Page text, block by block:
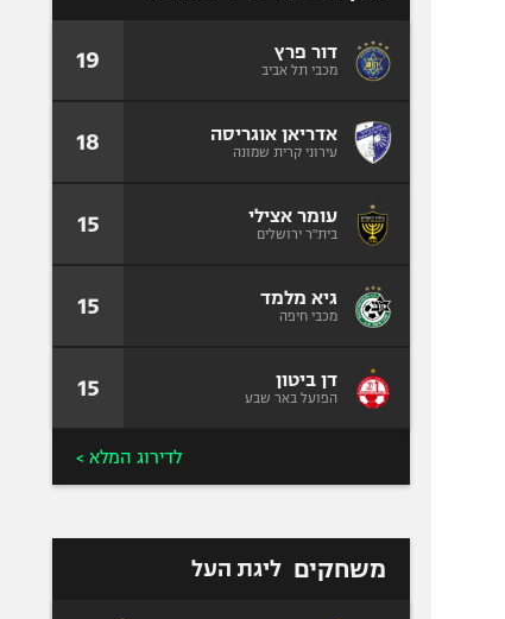
דור פרץ
מכבי תל אביב 19
אדריאן אוגריסה
עירוני קרית שמונה 18
עומר אצילי
בית"ר ירושלים 15
גיא מלמד
מכבי חיפה 15
דן ביטון
הפועל באר שבע 15
לדירוג המלא >
משחקים ליגת העל